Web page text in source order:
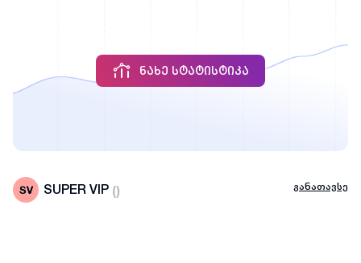
ᲜᲐᲮᲔ ᲡᲢᲐᲢᲘᲡᲢᲘᲙᲐ
SUPER VIP () განათავსე